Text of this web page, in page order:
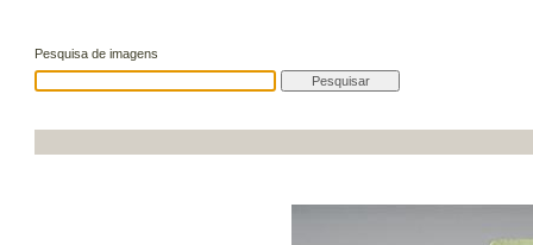
Pesquisa de imagens